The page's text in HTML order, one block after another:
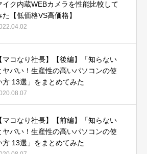
イク内蔵WEBカメラを性能比較して
た【低価格VS高価格】
【マコなり社長】【後編】「知らない
ヤバい！生産性の高いパソコンの使
方 13選」をまとめてみた
【マコなり社長】【前編】「知らない
ヤバい！生産性の高いパソコンの使
方 13選」をまとめてみた